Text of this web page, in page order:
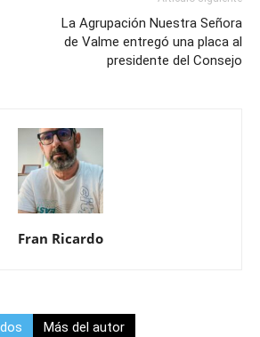
La Agrupación Nuestra Señora
de Valme entregó una placa al
presidente del Consejo
Fran Ricardo
Más del autor